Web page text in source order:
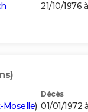
21/10/1976 à
)
Décès
01/01/1972 à